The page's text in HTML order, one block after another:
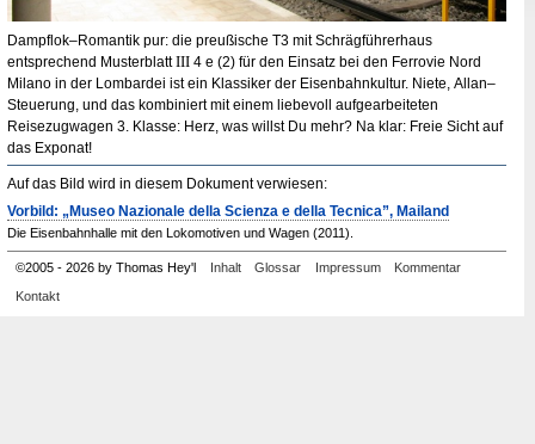
Dampflok–Romantik pur: die preußische T3 mit Schrägführerhaus
entsprechend MusterblattIII 4 e (2) für den Einsatz bei den Ferrovie Nord
Milano in der Lombardei ist ein Klassiker der Eisenbahnkultur. Niete, Allan–
Steuerung, und das kombiniert mit einem liebevoll aufgearbeiteten
Reisezugwagen 3. Klasse: Herz, was willst Du mehr? Na klar: Freie Sicht auf
das Exponat!
Auf das Bild wird in diesem Dokument verwiesen:
Vorbild: „Museo Nazionale della Scienza e della Tecnica”, Mailand
Die Eisenbahnhalle mit den Lokomotiven und Wagen (2011).
©2005- 2026 by Thomas Hey'l Inhalt Glossar Impressum
Kommentar
Kontakt